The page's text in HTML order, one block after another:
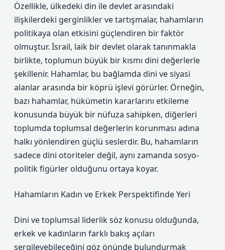
Özellikle, ülkedeki din ile devlet arasındaki
ilişkilerdeki gerginlikler ve tartışmalar, hahamların
politikaya olan etkisini güçlendiren bir faktör
olmuştur. İsrail, laik bir devlet olarak tanınmakla
birlikte, toplumun büyük bir kısmı dini değerlerle
şekillenir. Hahamlar, bu bağlamda dini ve siyasi
alanlar arasında bir köprü işlevi görürler. Örneğin,
bazı hahamlar, hükümetin kararlarını etkileme
konusunda büyük bir nüfuza sahipken, diğerleri
toplumda toplumsal değerlerin korunması adına
halkı yönlendiren güçlü seslerdir. Bu, hahamların
sadece dini otoriteler değil, aynı zamanda sosyo-
politik figürler olduğunu ortaya koyar.
Hahamların Kadın ve Erkek Perspektifinde Yeri
Dini ve toplumsal liderlik söz konusu olduğunda,
erkek ve kadınların farklı bakış açıları
sergileyebileceğini göz önünde bulundurmak